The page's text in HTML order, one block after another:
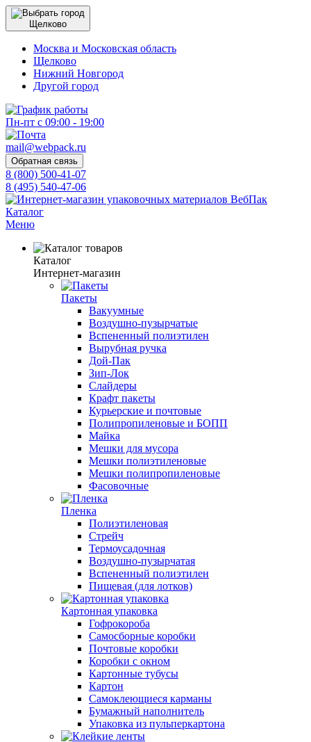
Щелково
Москва и Московская область
Щелково
Нижний Новгород
Другой город
Пн-пт с 09:00 - 19:00
mail@webpack.ru
Обратная связь
8 (800) 500-41-07
8 (495) 540-47-06
Каталог
Меню
Каталог
Интернет-магазин
Пакеты
Вакуумные
Воздушно-пузырчатые
Вспененный полиэтилен
Вырубная ручка
Дой-Пак
Зип-Лок
Слайдеры
Крафт пакеты
Курьерские и почтовые
Полипропиленовые и БОПП
Майка
Мешки для мусора
Мешки полиэтиленовые
Мешки полипропиленовые
Фасовочные
Пленка
Полиэтиленовая
Стрейч
Термоусадочная
Воздушно-пузырчатая
Вспененный полиэтилен
Пищевая (для лотков)
Картонная упаковка
Гофрокороба
Самосборные коробки
Почтовые коробки
Коробки с окном
Картонные тубусы
Картон
Самоклеющиеся карманы
Бумажный наполнитель
Упаковка из пульперкартона